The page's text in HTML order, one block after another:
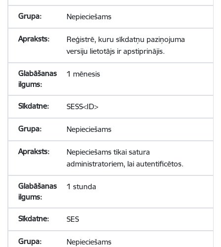
Nepieciešams
Reģistrē, kuru sīkdatņu paziņojuma
versiju lietotājs ir apstiprinājis.
1 mēnesis
SESS<ID>
Nepieciešams
Nepieciešams tikai satura
administratoriem, lai autentificētos.
1 stunda
SES
Nepieciešams